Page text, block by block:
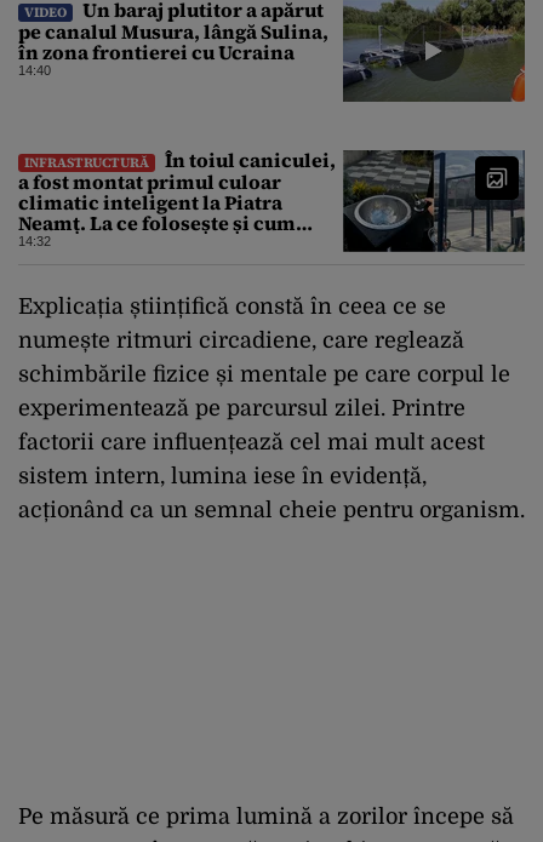
VIDEO
Un baraj plutitor a apărut
pe canalul Musura, lângă Sulina,
în zona frontierei cu Ucraina
14:40
INFRASTRUCTURĂ
În toiul caniculei,
a fost montat primul culoar
climatic inteligent la Piatra
Neamț. La ce folosește și cum
arată
14:32
Explicația științifică constă în ceea ce se
numește ritmuri circadiene, care reglează
schimbările fizice și mentale pe care corpul le
experimentează pe parcursul zilei. Printre
factorii care influențează cel mai mult acest
sistem intern, lumina iese în evidență,
acționând ca un semnal cheie pentru organism.
Pe măsură ce prima lumină a zorilor începe să